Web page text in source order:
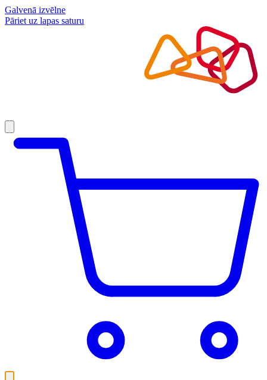
Galvenā izvēlne
Pāriet uz lapas saturu